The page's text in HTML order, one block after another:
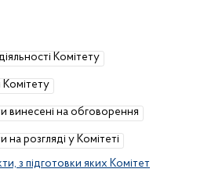
Комітету
винесені на обговорення
на розгляді у Комітеті
з підготовки яких Комітет